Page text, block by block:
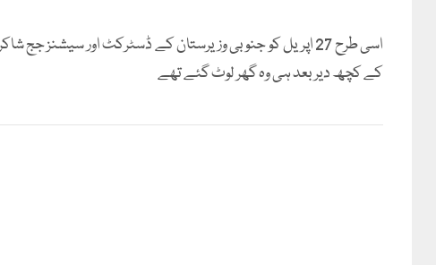
اسی طرح 27 اپریل کو جنوبی وزیرستان کے ڈسٹرکٹ اور سیشنز
کے کچھ دیر بعد ہی وہ گھر لوٹ گئے تھے